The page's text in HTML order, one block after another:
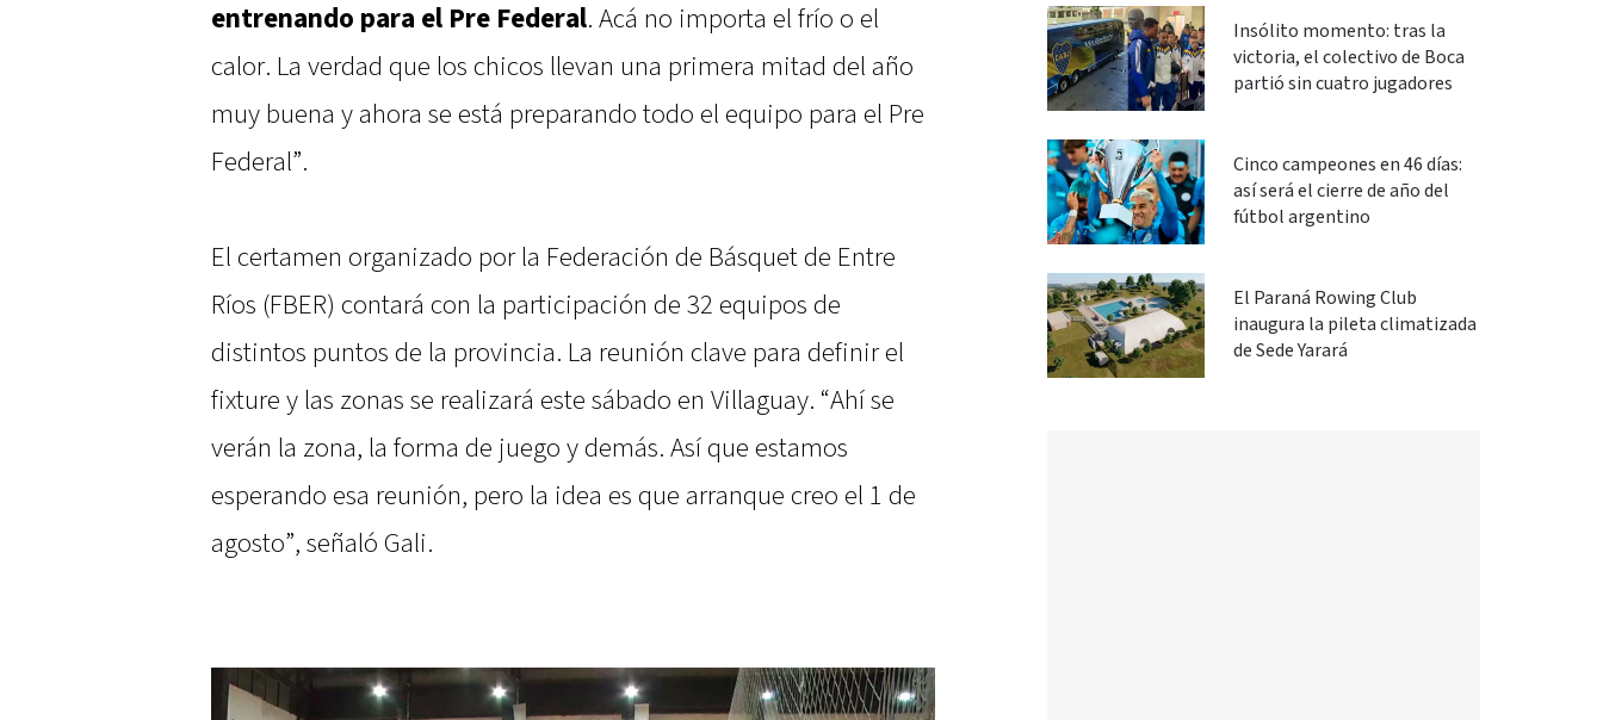
entrenando para el Pre Federal. Acá no importa el frío o el
calor. La verdad que los chicos llevan una primera mitad del año
muy buena y ahora se está preparando todo el equipo para el Pre
Federal”.
El certamen organizado por la Federación de Básquet de Entre
Ríos (FBER) contará con la participación de 32 equipos de
distintos puntos de la provincia. La reunión clave para definir el
fixture y las zonas se realizará este sábado en Villaguay. “Ahí se
verán la zona, la forma de juego y demás. Así que estamos
esperando esa reunión, pero la idea es que arranque creo el 1 de
agosto”, señaló Gali.
Insólito momento: tras la
victoria, el colectivo de Boca
partió sin cuatro jugadores
Cinco campeones en 46 días:
así será el cierre de año del
fútbol argentino
El Paraná Rowing Club
inaugura la pileta climatizada
de Sede Yarará